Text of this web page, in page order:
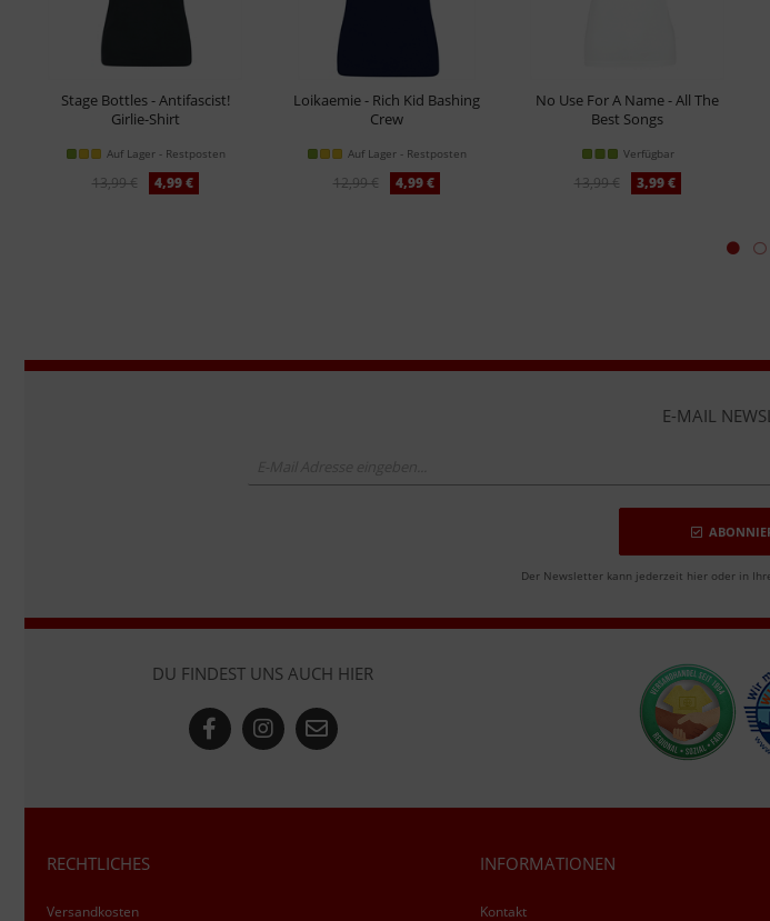
Stage Bottles - Antifascist!
Girlie-Shirt
Auf Lager - Restposten
13,99 € 4,99 €
Loikaemie - Rich Kid Bashing
Crew
Auf Lager - Restposten
12,99 € 4,99 €
No Use For A Name - All The
Best Songs
Verfügbar
13,99 € 3,99 €
E-MAIL
Der Newsletter kann jederzeit hier oder in
DU FINDEST UNS AUCH HIER
RECHTLICHES
Versandkosten
INFORMATIONEN
Kontakt